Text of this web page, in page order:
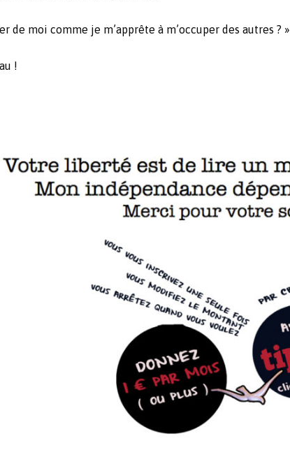
de moi comme je m’apprête à m’occuper des autres ? »
!